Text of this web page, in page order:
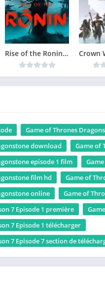
Rise of the Ronin Version Complète jeu pour PC
Game of Thrones
download
Game of
episode 1 film
film hd
Game of
online
Game of
7 Episode 1 première
7 Episode 1 télécharger
7 Episode 7 section de